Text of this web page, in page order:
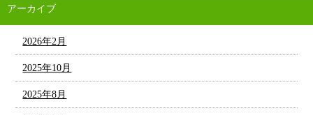
アーカイブ
2026年2月
2025年10月
2025年8月